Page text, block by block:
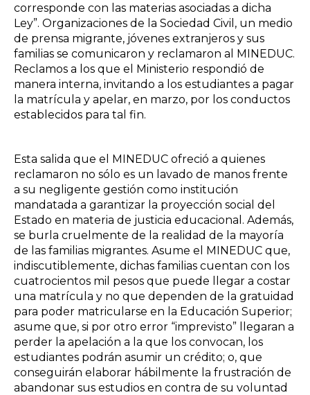
corresponde con las materias asociadas a dicha
Ley”. Organizaciones de la Sociedad Civil, un medio
de prensa migrante, jóvenes extranjeros y sus
familias se comunicaron y reclamaron al MINEDUC.
Reclamos a los que el Ministerio respondió de
manera interna, invitando a los estudiantes a pagar
la matrícula y apelar, en marzo, por los conductos
establecidos para tal fin.
Esta salida que el MINEDUC ofreció a quienes
reclamaron no sólo es un lavado de manos frente
a su negligente gestión como institución
mandatada a garantizar la proyección social del
Estado en materia de justicia educacional. Además,
se burla cruelmente de la realidad de la mayoría
de las familias migrantes. Asume el MINEDUC que,
indiscutiblemente, dichas familias cuentan con los
cuatrocientos mil pesos que puede llegar a costar
una matrícula y no que dependen de la gratuidad
para poder matricularse en la Educación Superior;
asume que, si por otro error “imprevisto” llegaran a
perder la apelación a la que los convocan, los
estudiantes podrán asumir un crédito; o, que
conseguirán elaborar hábilmente la frustración de
abandonar sus estudios en contra de su voluntad